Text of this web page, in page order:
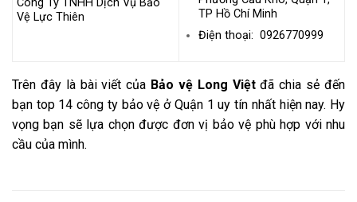
Công Ty TNHH Dịch Vụ Bảo
Vệ Lực Thiên
TP Hồ Chí Minh
Điện thoại: 0926770999
Trên đây là bài viết của Bảo vệ Long Việtđã chia sẻ đến
bạn top 14 công ty bảo vệ ở Quận 1 uy tín nhất hiện nay. Hy
vọng bạn sẽ lựa chọn được đơn vị bảo vệ phù hợp với nhu
cầu của mình.